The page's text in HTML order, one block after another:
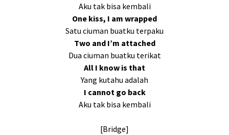
Aku tak bisa kembali
One kiss, I am wrapped
Satu ciuman buatku terpaku
Two and I’m attached
Dua ciuman buatku terikat
All I know is that
Yang kutahu adalah
I cannot go back
Aku tak bisa kembali
[Bridge]